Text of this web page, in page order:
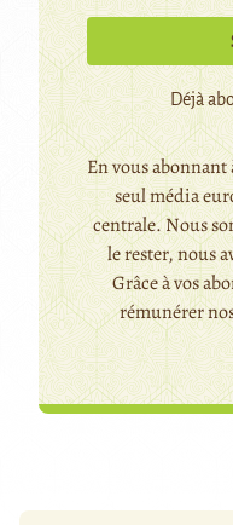
Déjà
En vous abonnant
seul média
centrale. Nous
le rester, nous
Grâce à vos
rémunérer